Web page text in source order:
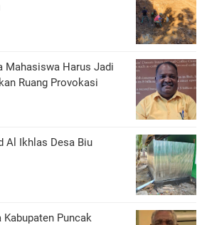
Mahasiswa Harus Jadi
Ruang Provokasi
Al Ikhlas Desa Biu
Kabupaten Puncak